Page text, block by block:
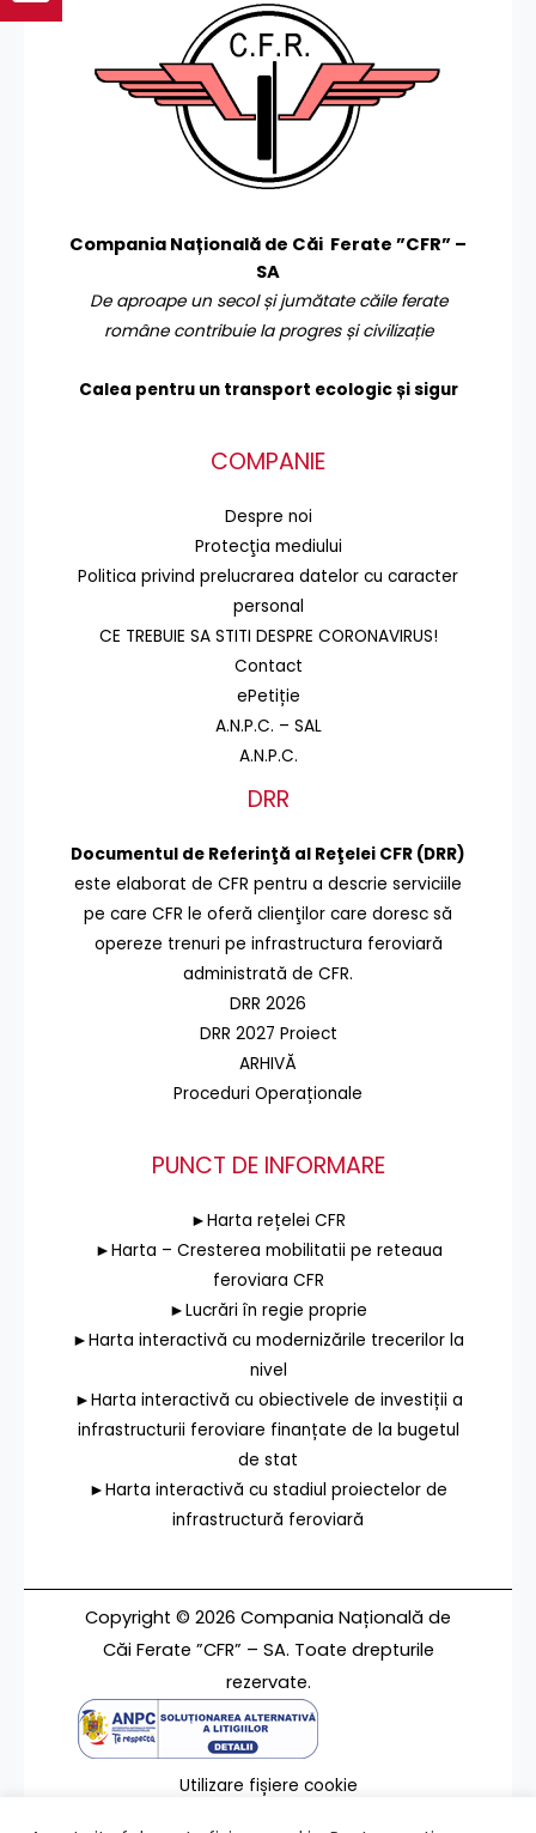
Compania Națională de Căi Ferate ”CFR” –
SA
De aproape un secol și jumătate căile ferate
române contribuie la progres și civilizație
Calea pentru un transport ecologic și sigur
COMPANIE
Despre noi
Protecţia mediului
Politica privind prelucrarea datelor cu caracter
personal
CE TREBUIE SA STITI DESPRE CORONAVIRUS!
Contact
ePetiție
A.N.P.C. – SAL
A.N.P.C.
DRR
Documentul de Referinţă al Reţelei CFR (DRR)
este elaborat de CFR pentru a descrie serviciile
pe care CFR le oferă clienţilor care doresc să
opereze trenuri pe infrastructura feroviară
administrată de CFR.
DRR 2026
DRR 2027 Proiect
ARHIVĂ
Proceduri Operaționale
PUNCT DE INFORMARE
►Harta rețelei CFR
►Harta – Cresterea mobilitatii pe reteaua
feroviara CFR
►Lucrări în regie proprie
►Harta interactivă cu modernizările trecerilor la
nivel
►Harta interactivă cu obiectivele de investiții a
infrastructurii feroviare finanțate de la bugetul
de stat
►Harta interactivă cu stadiul proiectelor de
infrastructură feroviară
Copyright © 2026 Compania Națională de
Căi Ferate ”CFR” – SA. Toate drepturile
rezervate.
Utilizare fișiere cookie